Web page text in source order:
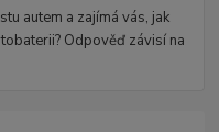
autem a zajímá vás, jak
Odpověď závisí na